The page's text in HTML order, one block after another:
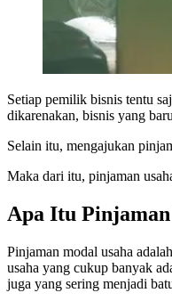
Setiap pemilik bisnis tentu
dikarenakan, bisnis yang
Selain itu, mengajukan
Maka dari itu, pinjaman
Apa Itu
Pinjaman modal usaha
usaha yang cukup banyak
juga yang sering menjadi